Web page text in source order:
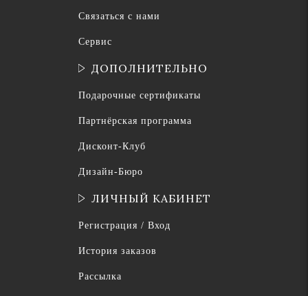
Связаться с нами
Сервис
ДОПОЛНИТЕЛЬНО
Подарочные сертификаты
Партнёрская программа
Дисконт-Клуб
Дизайн-Бюро
ЛИЧНЫЙ КАБИНЕТ
Регистрация / Вход
История заказов
Рассылка